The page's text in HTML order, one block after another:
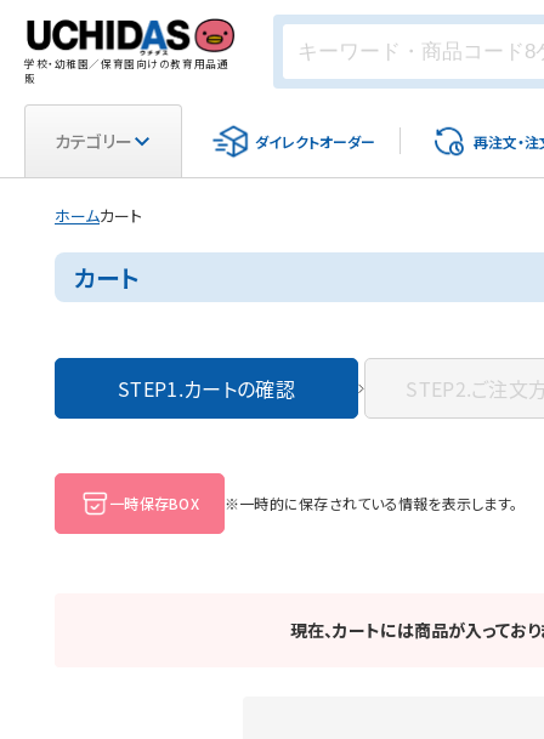
学校・幼稚園／保育園向けの教育用品通
販
カテゴリー ダイレクトオーダー 再注文・注
ホームカート
カート
STEP1.カートの確認 STEP2.ご注文
一時保存BOX ※一時的に保存されている情報を表示します。
現在、カートには商品が入ってお